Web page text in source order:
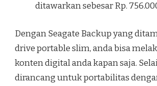
ditawarkan sebesar Rp.
Dengan Seagate Backup yang
drive portable slim, anda bisa
konten digital anda kapan saja.
dirancang untuk portabilitas